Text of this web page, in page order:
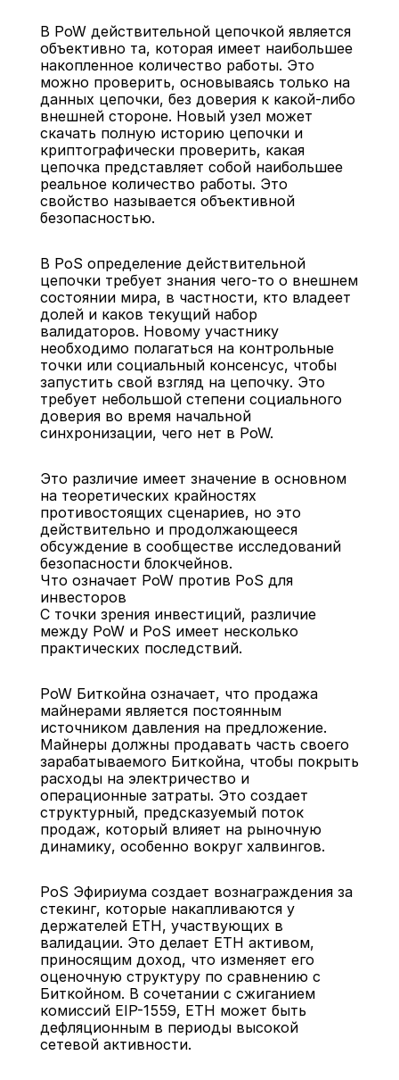
В PoW действительной цепочкой является
объективно та, которая имеет наибольшее
накопленное количество работы. Это
можно проверить, основываясь только на
данных цепочки, без доверия к какой-либо
внешней стороне. Новый узел может
скачать полную историю цепочки и
криптографически проверить, какая
цепочка представляет собой наибольшее
реальное количество работы. Это
свойство называется объективной
безопасностью.
В PoS определение действительной
цепочки требует знания чего-то о внешнем
состоянии мира, в частности, кто владеет
долей и каков текущий набор
валидаторов. Новому участнику
необходимо полагаться на контрольные
точки или социальный консенсус, чтобы
запустить свой взгляд на цепочку. Это
требует небольшой степени социального
доверия во время начальной
синхронизации, чего нет в PoW.
Это различие имеет значение в основном
на теоретических крайностях
противостоящих сценариев, но это
действительно и продолжающееся
обсуждение в сообществе исследований
безопасности блокчейнов.
Что означает PoW против PoS для
инвесторов
С точки зрения инвестиций, различие
между PoW и PoS имеет несколько
практических последствий.
PoW Биткойна означает, что продажа
майнерами является постоянным
источником давления на предложение.
Майнеры должны продавать часть своего
зарабатываемого Биткойна, чтобы покрыть
расходы на электричество и
операционные затраты. Это создает
структурный, предсказуемый поток
продаж, который влияет на рыночную
динамику, особенно вокруг халвингов.
PoS Эфириума создает вознаграждения за
стекинг, которые накапливаются у
держателей ETH, участвующих в
валидации. Это делает ETH активом,
приносящим доход, что изменяет его
оценочную структуру по сравнению с
Биткойном. В сочетании с сжиганием
комиссий EIP-1559, ETH может быть
дефляционным в периоды высокой
сетевой активности.